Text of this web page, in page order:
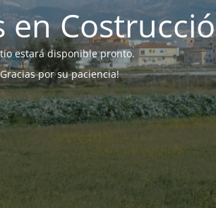
en
estará disponible pronto.
por su paciencia!